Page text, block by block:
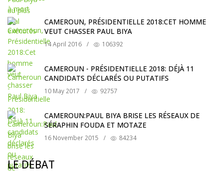
CAMEROUN, PRÉSIDENTIELLE 2018:CET HOMME
VEUT CHASSER PAUL BIYA
14 April 2016 / 106392
CAMEROUN - PRÉSIDENTIELLE 2018: DÉJÀ 11
CANDIDATS DÉCLARÉS OU PUTATIFS
10 May 2017 / 92757
CAMEROUN:PAUL BIYA BRISE LES RÉSEAUX DE
SÉRAPHIN FOUDA ET MOTAZE
16 November 2015 / 84234
LE DÉBAT